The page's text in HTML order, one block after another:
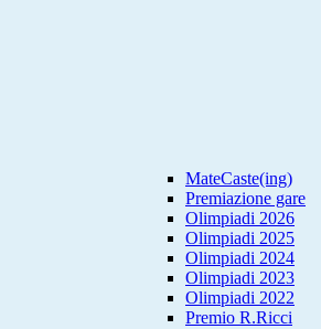
MateCaste(ing)
Premiazione gare
Olimpiadi 2026
Olimpiadi 2025
Olimpiadi 2024
Olimpiadi 2023
Olimpiadi 2022
Premio R.Ricci